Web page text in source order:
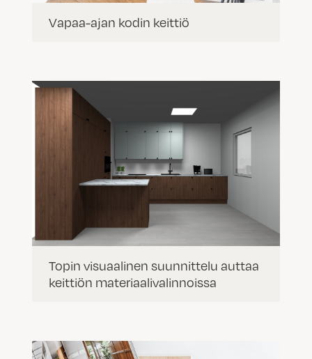
Vapaa-ajan kodin keittiö
Topin visuaalinen suunnittelu auttaa
keittiön materiaalivalinnoissa